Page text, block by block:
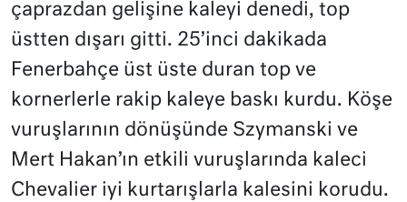
çaprazdan gelişine kaleyi denedi, top
üstten dışarı gitti. 25’inci dakikada
Fenerbahçe üst üste duran top ve
kornerlerle rakip kaleye baskı kurdu. Köşe
vuruşlarının dönüşünde Szymanski ve
Mert Hakan’ın etkili vuruşlarında kaleci
Chevalier iyi kurtarışlarla kalesini korudu.